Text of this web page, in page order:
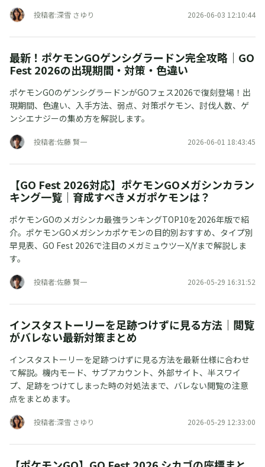
投稿者:深雪 さゆり 2026-06-03 12:10:44
最新！ポケモンGOゲンシグラードン完全攻略｜GO
Fest 2026の出現期間・対策・色違い
ポケモンGOのゲンシグラードンがGOフェス2026で復刻登場！出
現期間、色違い、入手方法、弱点、対策ポケモン、討伐人数、ゲ
ンシエナジーの集め方を解説します。
投稿者:佐藤 賢一 2026-06-01 18:43:45
【GO Fest 2026対応】ポケモンGOメガシンカラン
キング一覧｜育成すべきメガポケモンは？
ポケモンGOのメガシンカ最強ランキングTOP10を2026年版で紹
介。ポケモンGOメガシンカポケモンの目的別おすすめ、タイプ別
早見表、GO Fest 2026で注目のメガミュウツーX/Yまで解説しま
す。
投稿者:佐藤 賢一 2026-05-29 16:31:52
インスタストーリーを足跡つけずに見る方法｜閲覧
がバレない最新対策まとめ
インスタストーリーを足跡つけずに見る方法を最新仕様に合わせ
て解説。機内モード、サブアカウント、外部サイト、半スワイ
プ、足跡をつけてしまった時の対処法まで、バレない閲覧の注意
点をまとめます。
投稿者:深雪 さゆり 2026-05-29 12:33:00